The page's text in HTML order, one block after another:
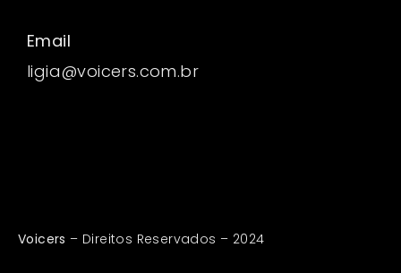
Email
ligia@voicers.com.br
Voicers – Direitos Reservados – 2024